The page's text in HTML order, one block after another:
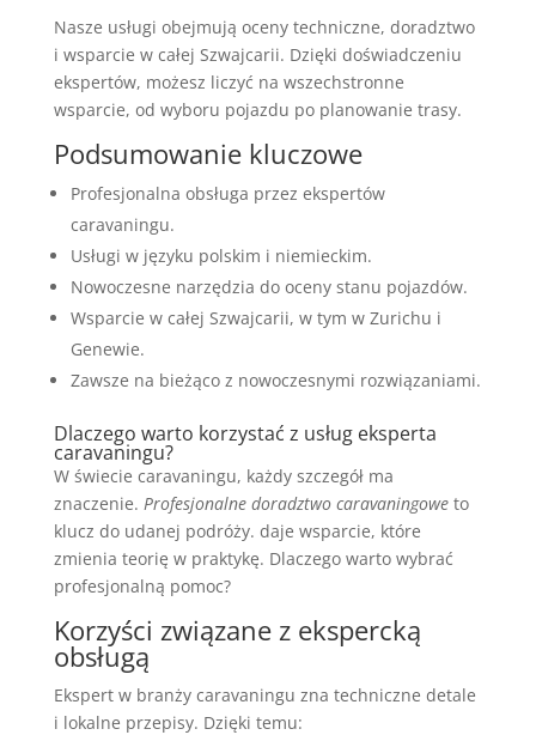
Nasze usługi obejmują oceny techniczne, doradztwo
i wsparcie w całej Szwajcarii. Dzięki doświadczeniu
ekspertów, możesz liczyć na wszechstronne
wsparcie, od wyboru pojazdu po planowanie trasy.
Podsumowanie kluczowe
Profesjonalna obsługa przez ekspertów
caravaningu.
Usługi w języku polskim i niemieckim.
Nowoczesne narzędzia do oceny stanu pojazdów.
Wsparcie w całej Szwajcarii, w tym w Zurichu i
Genewie.
Zawsze na bieżąco z nowoczesnymi rozwiązaniami.
Dlaczego warto korzystać z usług eksperta
caravaningu?
W świecie caravaningu, każdy szczegół ma
znaczenie. Profesjonalne doradztwo caravaningoweto
klucz do udanej podróży. daje wsparcie, które
zmienia teorię w praktykę. Dlaczego warto wybrać
profesjonalną pomoc?
Korzyści związane z ekspercką
obsługą
Ekspert w branży caravaningu zna techniczne detale
i lokalne przepisy. Dzięki temu: